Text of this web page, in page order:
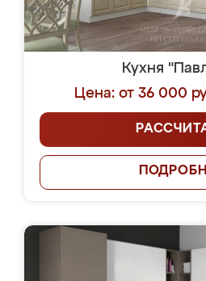
Кухня
Цена: от 36 000